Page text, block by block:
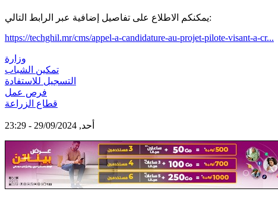
يمكنكم الاطلاع على تفاصيل إضافية عبر الرابط التالي:
https://techghil.mr/cms/appel-a-candidature-au-projet-pilote-visant-a-cr...
وزارة
تمكين الشباب
التسجيل للاستفادة
فرص عمل
قطاع الزراعة
أحد, 29/09/2024 - 23:29